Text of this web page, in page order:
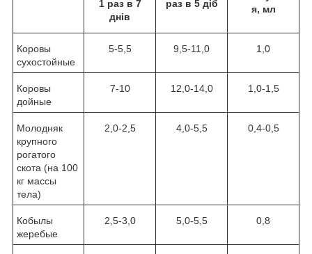
я, мл
1 раз в 7
днів
раз в 5 діб
Коровы
сухостойные
5-5,5 9,5-11,0 1,0
Коровы
дойные
7-10 12,0-14,0 1,0-1,5
Молодняк
крупного
рогатого
скота (на 100
кг массы
тела)
2,0-2,5 4,0-5,5 0,4-0,5
Кобылы
жеребые
2,5-3,0 5,0-5,5 0,8